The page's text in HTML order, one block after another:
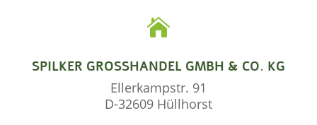

SPILKER GROSSHANDEL GMBH & CO. KG
Ellerkampstr. 91
D-32609 Hüllhorst